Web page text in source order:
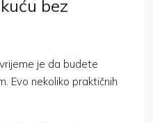
bez
je da budete
Evo nekoliko praktičnih